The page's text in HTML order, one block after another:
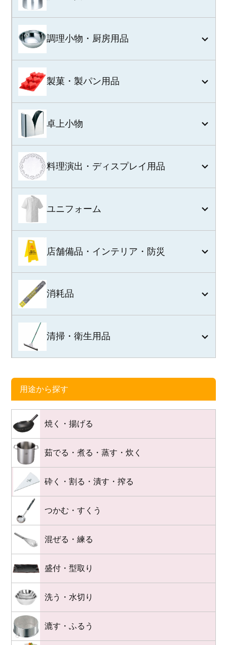
調理小物・厨房用品
製菓・製パン用品
卓上小物
料理演出・ディスプレイ用品
ユニフォーム
店舗備品・インテリア・防災
消耗品
清掃・衛生用品
用途から探す
焼く・揚げる
茹でる・煮る・蒸す・炊く
砕く・割る・潰す・搾る
つかむ・すくう
混ぜる・練る
盛付・型取り
洗う・水切り
漉す・ふるう